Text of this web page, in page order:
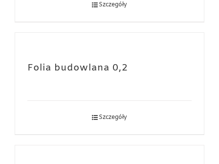
Szczegóły
Folia budowlana 0,2
Szczegóły